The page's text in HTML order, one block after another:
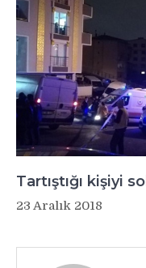
Tartıştığı kişiyi
23 Aralık 2018